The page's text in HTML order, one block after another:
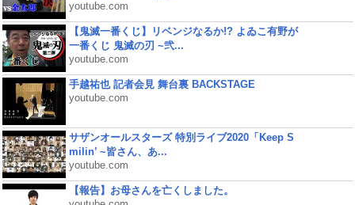
youtube.com
【鬼滅一番くじ】リベンジなるか!? よゐこ有野が
一番くじ 鬼滅の刃 ~弐...
youtube.com
手越祐也 記者会見 舞台裏 BACKSTAGE
youtube.com
サザンオールスターズ 特別ライブ2020「Keep S
milin’ ~皆さん、あ...
youtube.com
【報告】お母さんを亡くしました。